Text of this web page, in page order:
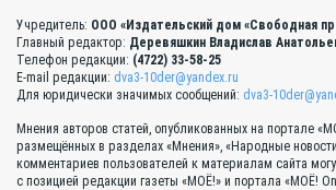
Учредитель: ООО «Издательский дом «Свободная
Главный редактор: Деревяшкин Владислав
Телефон редакции: (4722) 33-58-25
E-mail редакции: dva3-10der@yandex.ru
Для юридически значимых сообщений: dva3-
Мнения авторов статей, опубликованных на портале
размещённых в разделах «Мнения», «Народные
комментариев пользователей к материалам сайта
с позицией редакции газеты «МОЁ!» и портала «МОЁ!